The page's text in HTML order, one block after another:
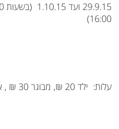
16:00)
עלות: ילד 20 ₪, מבוגר 30 ₪ , אזרח ותיק 15 ₪